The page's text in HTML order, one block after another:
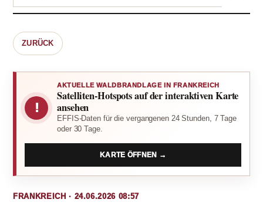
ZURÜCK
!
AKTUELLE WALDBRANDLAGE IN FRANKREICH
Satelliten-Hotspots auf der interaktiven Karte
ansehen
EFFIS-Daten für die vergangenen 24 Stunden, 7 Tage
oder 30 Tage.
KARTE ÖFFNEN →
FRANKREICH · 24.06.2026 08:57